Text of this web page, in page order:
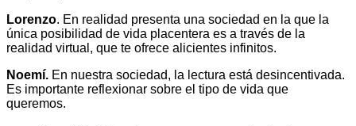
Lorenzo. En realidad presenta una sociedad en la que la
única posibilidad de vida placentera es a través de la
realidad virtual, que te ofrece alicientes infinitos.
Noemí. En nuestra sociedad, la lectura está desincentivada.
Es importante reflexionar sobre el tipo de vida que
queremos.